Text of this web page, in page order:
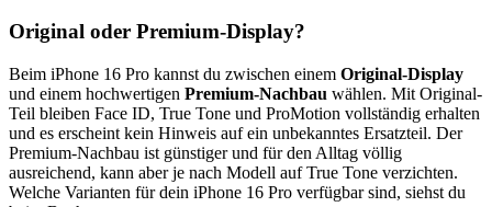
Original oder Premium-Display?
Beim iPhone 16 Pro kannst du zwischen einem Original-Display
und einem hochwertigen Premium-Nachbau wählen. Mit Original-
Teil bleiben Face ID, True Tone und ProMotion vollständig erhalten
und es erscheint kein Hinweis auf ein unbekanntes Ersatzteil. Der
Premium-Nachbau ist günstiger und für den Alltag völlig
ausreichend, kann aber je nach Modell auf True Tone verzichten.
Welche Varianten für dein iPhone 16 Pro verfügbar sind, siehst du